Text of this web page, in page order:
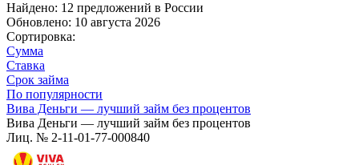
Найдено: 12 предложений в России
Обновлено: 10 августа 2026
Сортировка:
Сумма
Ставка
Срок займа
По популярности
Вива Деньги — лучший займ без процентов
Вива Деньги — лучший займ без процентов
Лиц. № 2-11-01-77-000840